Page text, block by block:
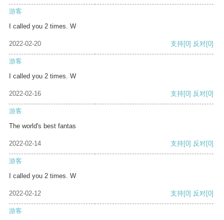
游客
I called you 2 times. W
2022-02-20 支持[0] 反对[0]
游客
I called you 2 times. W
2022-02-16 支持[0] 反对[0]
游客
The world's best fantas
2022-02-14 支持[0] 反对[0]
游客
I called you 2 times. W
2022-02-12 支持[0] 反对[0]
游客